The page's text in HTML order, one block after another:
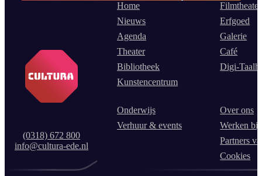
(0318) 672 800
info@cultura-ede.nl
Home
Nieuws
Agenda
Theater
Bibliotheek
Kunstencentrum
Filmtheater
Erfgoed
Galerie
Café
Digi-
Onderwijs
Verhuur & events
Over ons
Werken
Partners
Cookies